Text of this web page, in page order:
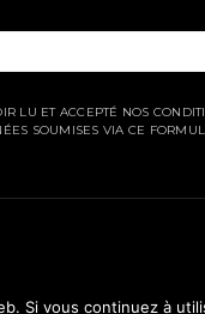
LU ET ACCEPTÉ NOS
SOUMISES VIA CE
Si vous continuez à